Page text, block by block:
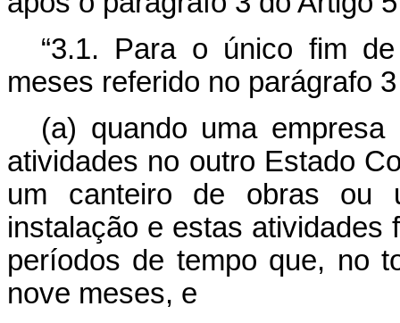
“3.1. Para o único fim
meses referido no parágrafo
(a) quando uma
atividades no outro Estado
um canteiro de obras ou
instalação e estas atividades
períodos de tempo que, no
nove meses, e